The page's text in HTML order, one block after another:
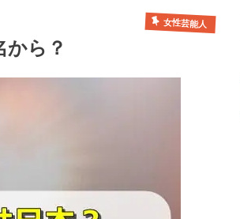
女性芸能人
から？